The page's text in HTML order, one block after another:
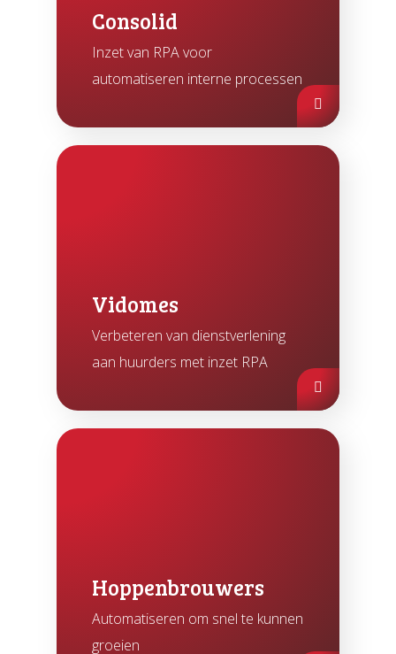
Consolid
Inzet van RPA voor
automatiseren interne processen
Vidomes
Verbeteren van dienstverlening
aan huurders met inzet RPA
Hoppenbrouwers
Automatiseren om snel te kunnen
groeien